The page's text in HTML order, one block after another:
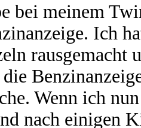
bei meinem
Ich
rausgemacht
Wenn ich
nach einigen